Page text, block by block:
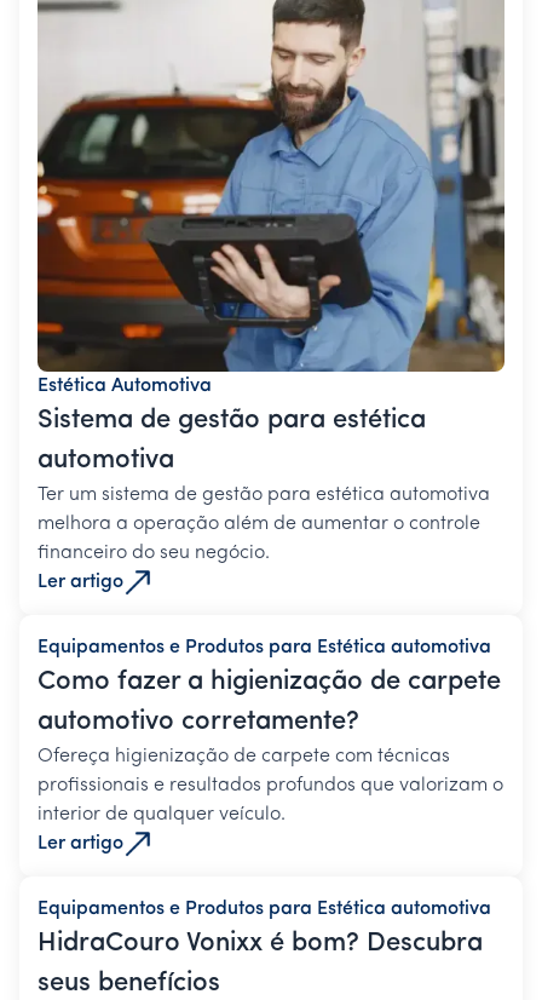
Estética Automotiva
Sistema de gestão para estética
automotiva
Ter um sistema de gestão para estética automotiva
melhora a operação além de aumentar o controle
financeiro do seu negócio.
Ler artigo
Equipamentos e Produtos para Estética automotiva
Como fazer a higienização de carpete
automotivo corretamente?
Ofereça higienização de carpete com técnicas
profissionais e resultados profundos que valorizam o
interior de qualquer veículo.
Ler artigo
Equipamentos e Produtos para Estética automotiva
HidraCouro Vonixx é bom? Descubra
seus benefícios